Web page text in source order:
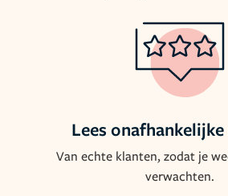
Lees
Van echte klanten, zodat je
verwachten.